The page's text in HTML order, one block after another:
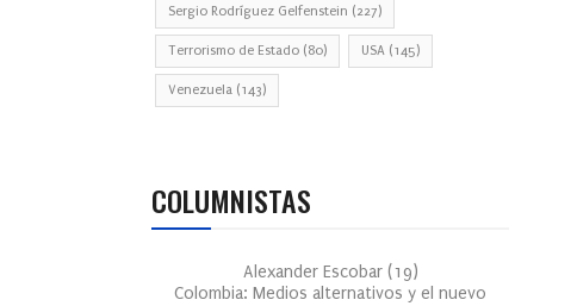
Sergio Rodríguez Gelfenstein (227)
Terrorismo de Estado (80) USA (145)
Venezuela (143)
COLUMNISTAS
Alexander Escobar (19)
Colombia: Medios alternativos y el nuevo